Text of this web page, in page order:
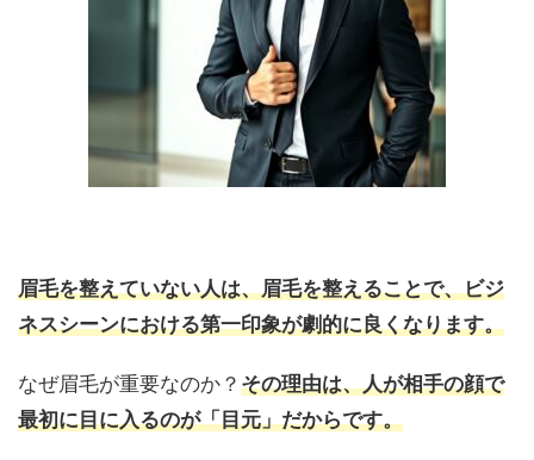
眉毛を整えていない人は、眉毛を整えることで、ビジ
ネスシーンにおける第一印象が劇的に良くなります。
なぜ眉毛が重要なのか？ その理由は、人が相手の顔で
最初に目に入るのが「目元」だからです。